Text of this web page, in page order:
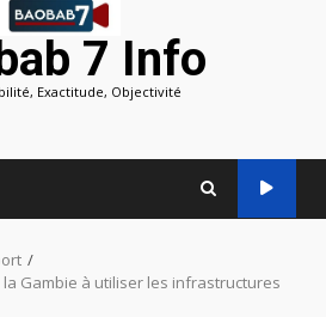
7 Info
Exactitude, Objectivité
Gambie à utiliser les infrastructures